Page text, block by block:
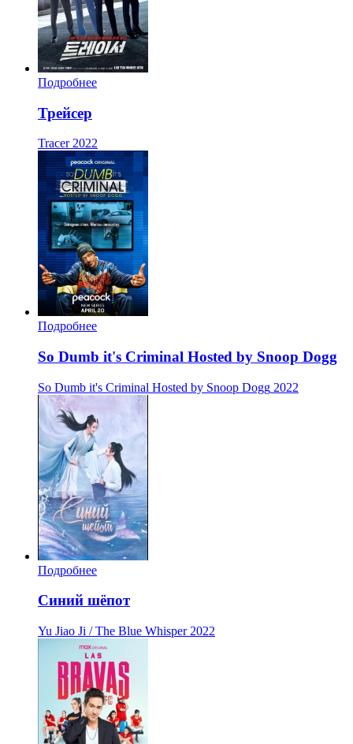
Подробнее
Трейсер
Tracer 2022
Подробнее
So Dumb it's Criminal Hosted by Snoop Dogg
So Dumb it's Criminal Hosted by Snoop Dogg 2022
Подробнее
Синий шёпот
Yu Jiao Ji / The Blue Whisper 2022